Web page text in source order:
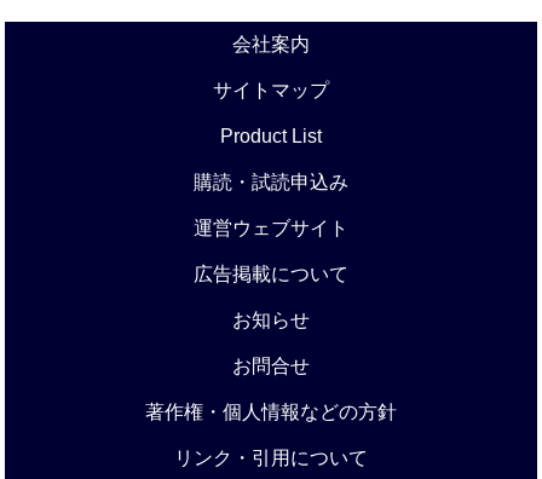
会社案内
サイトマップ
Product List
購読・試読申込み
運営ウェブサイト
広告掲載について
お知らせ
お問合せ
著作権・個人情報などの方針
リンク・引用について